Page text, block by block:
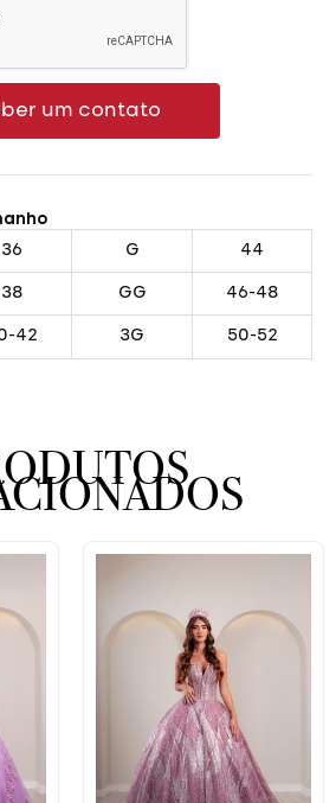
um contato
36 G 44
38 GG 46-48
42 3G 50-52